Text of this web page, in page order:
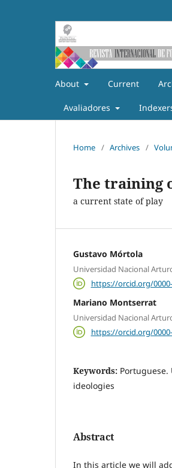
About Current
Avaliadores
Home / Archives /
The training
a current state of play
Gustavo Mórtola
Universidad Nacional
https://orcid.org/
Mariano Montserrat
Universidad Nacional
https://orcid.org/
Keywords:
ideologies
Abstract
In this article we will